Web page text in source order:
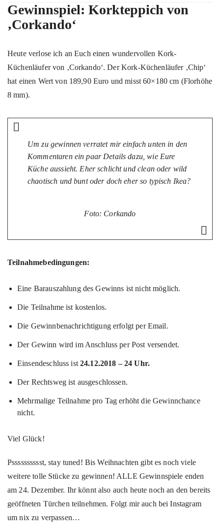
Gewinnspiel: Korkteppich von
‚Corkando‘
Heute verlose ich an Euch einen wundervollen Kork-
Küchenläufer von ‚Corkando‘. Der Kork-Küchenläufer ‚Chip‘
hat einen Wert von 189,90 Euro und misst 60×180 cm (Florhöhe
8 mm).
Um zu gewinnen verratet mir einfach unten in den
Kommentaren ein paar Details dazu, wie Eure
Küche aussieht. Eher schlicht und clean oder wild
chaotisch und bunt oder doch eher so typisch Ikea?
Foto: Corkando
Teilnahmebedingungen:
Eine Barauszahlung des Gewinns ist nicht möglich.
Die Teilnahme ist kostenlos.
Die Gewinnbenachrichtigung erfolgt per Email.
Der Gewinn wird im Anschluss per Post versendet.
Einsendeschluss ist 24.12.2018 – 24 Uhr.
Der Rechtsweg ist ausgeschlossen.
Mehrmalige Teilnahme pro Tag erhöht die Gewinnchance
nicht.
Viel Glück!
Psssssssssst, stay tuned! Bis Weihnachten gibt es noch viele
weitere tolle Stücke zu gewinnen! ALLE Gewinnspiele enden
am 24. Dezember. Ihr könnt also auch heute noch an den bereits
geöffneten Türchen teilnehmen. Folgt mir auch bei Instagram
um nix zu verpassen…